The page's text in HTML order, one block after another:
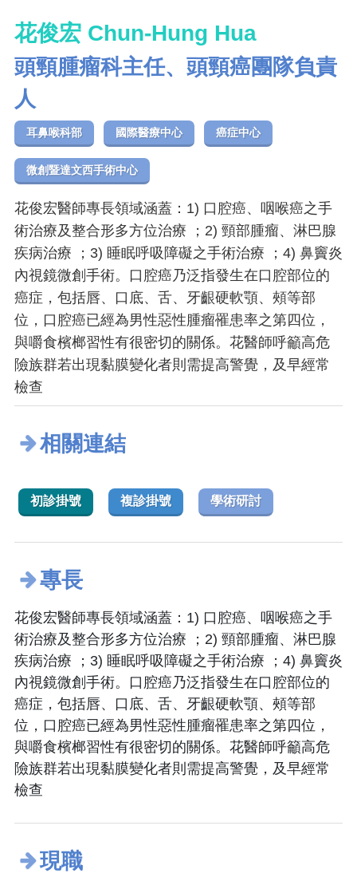
花俊宏 Chun-Hung Hua
頭頸腫瘤科主任、頭頸癌團隊負責
人
耳鼻喉科部 國際醫療中心 癌症中心
微創暨達文西手術中心
花俊宏醫師專長領域涵蓋：1) 口腔癌、咽喉癌之手
術治療及整合形多方位治療 ；2) 頸部腫瘤、淋巴腺
疾病治療 ；3) 睡眠呼吸障礙之手術治療 ；4) 鼻竇炎
內視鏡微創手術。口腔癌乃泛指發生在口腔部位的
癌症，包括唇、口底、舌、牙齦硬軟顎、頰等部
位，口腔癌已經為男性惡性腫瘤罹患率之第四位，
與嚼食檳榔習性有很密切的關係。花醫師呼籲高危
險族群若出現黏膜變化者則需提高警覺，及早經常
檢查
相關連結
初診掛號 複診掛號 學術研討
專長
花俊宏醫師專長領域涵蓋：1) 口腔癌、咽喉癌之手
術治療及整合形多方位治療 ；2) 頸部腫瘤、淋巴腺
疾病治療 ；3) 睡眠呼吸障礙之手術治療 ；4) 鼻竇炎
內視鏡微創手術。口腔癌乃泛指發生在口腔部位的
癌症，包括唇、口底、舌、牙齦硬軟顎、頰等部
位，口腔癌已經為男性惡性腫瘤罹患率之第四位，
與嚼食檳榔習性有很密切的關係。花醫師呼籲高危
險族群若出現黏膜變化者則需提高警覺，及早經常
檢查
現職